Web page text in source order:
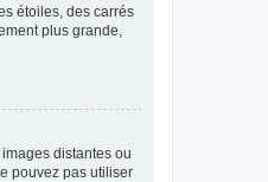
étoiles, des carrés
plus grande,
distantes ou
pouvez pas utiliser